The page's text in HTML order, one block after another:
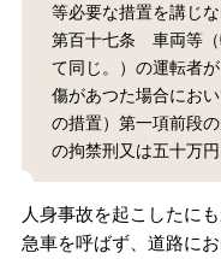
刑事事件につい
刑事事件デー
等必要な措置を講じな
第百十七条 車両等（
て同じ。）の運転者
傷があつた場合にお
の措置）第一項前段
の拘禁刑又は五十万
人身事故を起こしたに
急車を呼ばず、道路に